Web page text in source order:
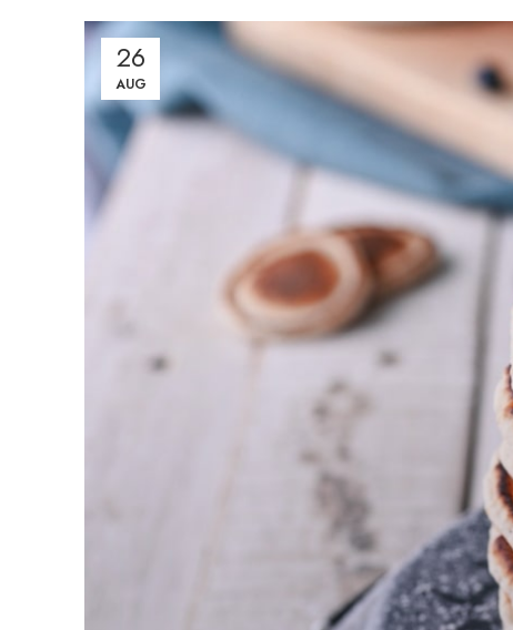
26
AUG